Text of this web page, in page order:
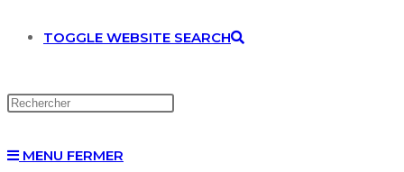
TOGGLE WEBSITE SEARCH
MENU FERMER